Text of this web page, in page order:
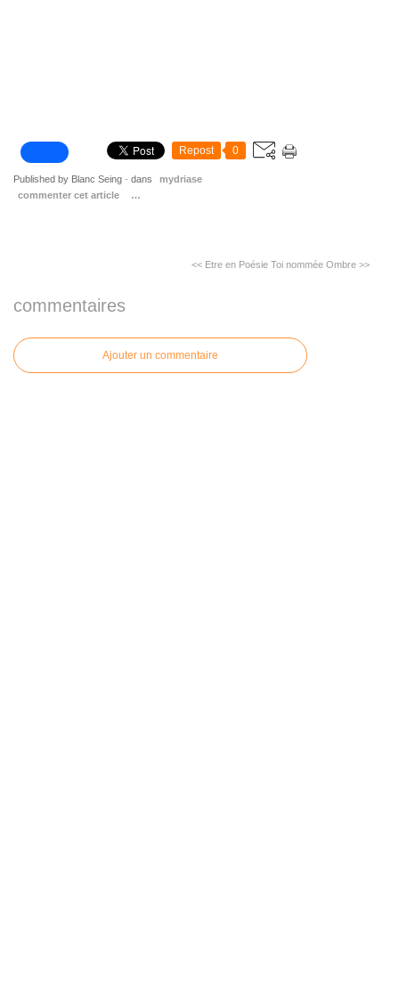
Repost 0
Published by Blanc Seing - dans
mydriase
commenter cet article
…
<< Etre en Poésie Toi nommée Ombre >>
commentaires
Ajouter un commentaire